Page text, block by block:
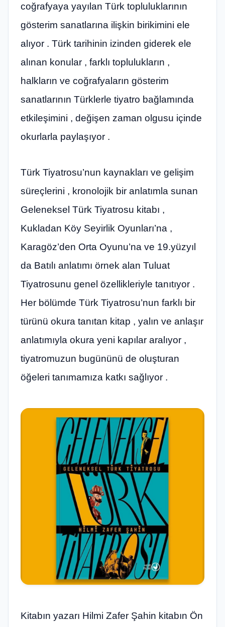
coğrafyaya yayılan Türk topluluklarının
gösterim sanatlarına ilişkin birikimini ele
alıyor . Türk tarihinin izinden giderek ele
alınan konular , farklı toplulukların ,
halkların ve coğrafyaların gösterim
sanatlarının Türklerle tiyatro bağlamında
etkileşimini , değişen zaman olgusu içinde
okurlarla paylaşıyor .
Türk Tiyatrosu’nun kaynakları ve gelişim
süreçlerini , kronolojik bir anlatımla sunan
Geleneksel Türk Tiyatrosu kitabı ,
Kukladan Köy Seyirlik Oyunları’na ,
Karagöz’den Orta Oyunu’na ve 19.yüzyıl
da Batılı anlatımı örnek alan Tuluat
Tiyatrosunu genel özellikleriyle tanıtıyor .
Her bölümde Türk Tiyatrosu’nun farklı bir
türünü okura tanıtan kitap , yalın ve anlaşır
anlatımıyla okura yeni kapılar aralıyor ,
tiyatromuzun bugününü de oluşturan
öğeleri tanımamıza katkı sağlıyor .
Kitabın yazarı Hilmi Zafer Şahin kitabın Ön